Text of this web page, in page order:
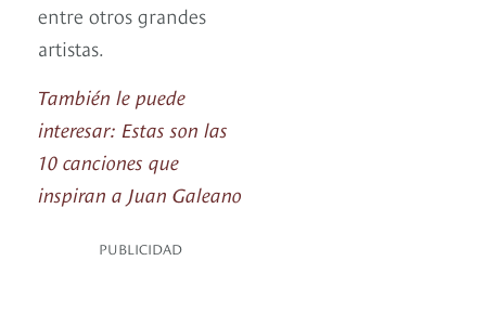
entre otros grandes
artistas.
También le puede
interesar: Estas son las
10 canciones que
inspiran a Juan Galeano
PUBLICIDAD